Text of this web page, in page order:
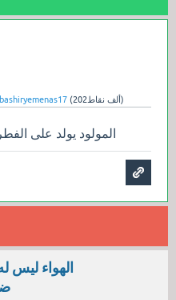
( 202ألفنقاط)
المولود يولد على
الهواء ليس